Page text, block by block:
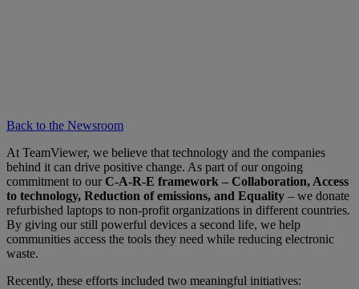
Back to the Newsroom
At TeamViewer, we believe that technology and the companies
behind it can drive positive change. As part of our ongoing
commitment to ourC-A-R-E framework – Collaboration, Access
to technology, Reduction of emissions, and Equality – we donate
refurbished laptops to non-profit organizations in different countries.
By giving our still powerful devices a second life, we help
communities access the tools they need while reducing electronic
waste.
Recently, these efforts included two meaningful initiatives: